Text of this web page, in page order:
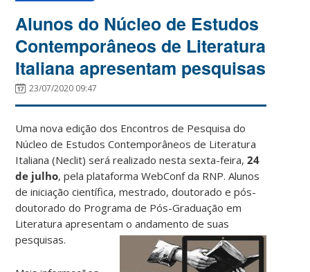
Alunos do Núcleo de Estudos
Contemporâneos de Literatura
Italiana apresentam pesquisas
23/07/2020 09:47
Uma nova edição dos Encontros de Pesquisa do
Núcleo de Estudos Contemporâneos de Literatura
Italiana (Neclit) será realizado nesta sexta-feira,24
de julho, pela plataforma WebConf da RNP. Alunos
de iniciação científica, mestrado, doutorado e pós-
doutorado do Programa de Pós-Graduação em
Literatura apresentam o andamento de suas
pesquisas.